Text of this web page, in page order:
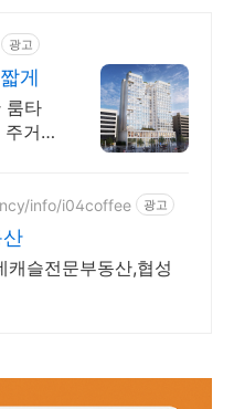
광고
게
룸타
거
info/i04coffee 광고
슬전문부동산,협성